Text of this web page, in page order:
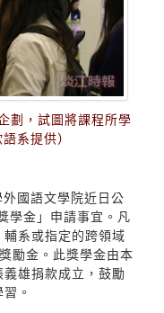
劃，試圖將課程所學
系提供）
外國語文學院近日公
學金」申請事宜。凡
系或指定的跨領域
勵金。此獎學金由本
雄捐款成立，鼓勵
。